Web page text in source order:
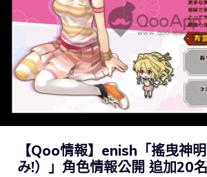
【Qoo情報】enish「搖曳神
み!）」角色情報公開 追加20